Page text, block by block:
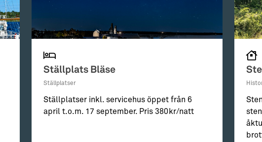
Ställplats Bläse
Ställplatser
Ställplatser inkl. servicehus öppet från 6
april t.o.m. 17 september. Pris 380kr/natt